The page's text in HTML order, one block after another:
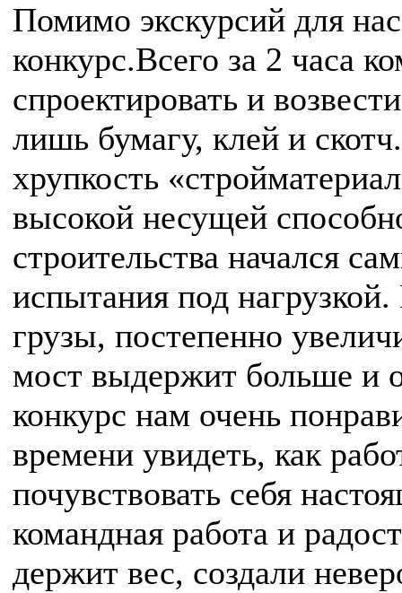
Помимо экскурсий для
конкурс.Всего за 2 часа
спроектировать и
лишь бумагу, клей и
хрупкость
высокой несущей
строительства начался
испытания под
грузы, постепенно
мост выдержит больше и
конкурс нам очень
времени увидеть, как
почувствовать себя
командная работа и
держит вес, создали